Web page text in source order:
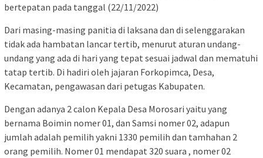
bertepatan pada tanggal (22/11/2022)
Dari masing-masing panitia di laksana dan di selenggarakan
tidak ada hambatan lancar tertib, menurut aturan undang-
undang yang ada di hari yang tepat sesuai jadwal dan mematuhi
tatap tertib. Di hadiri oleh jajaran Forkopimca, Desa,
Kecamatan, pengawasan dari petugas Kabupaten.
Dengan adanya 2 calon Kepala Desa Morosari yaitu yang
bernama Boimin nomer 01, dan Samsi nomer 02, adapun
jumlah adalah pemilih yakni 1330 pemilih dan tamhahan 2
orang pemilih. Nomer 01 mendapat 320 suara , nomer 02